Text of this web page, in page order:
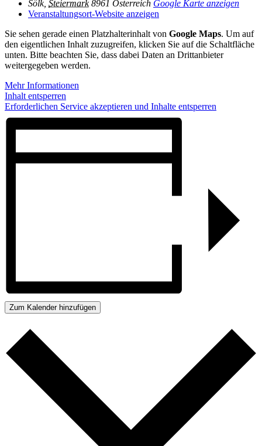
Sölk, Steiermark 8961 Österreich Google Karte anzeigen
Veranstaltungsort-Website anzeigen
Sie sehen gerade einen Platzhalterinhalt von Google Maps. Um auf
den eigentlichen Inhalt zuzugreifen, klicken Sie auf die Schaltfläche
unten. Bitte beachten Sie, dass dabei Daten an Drittanbieter
weitergegeben werden.
Mehr Informationen
Inhalt entsperren
Erforderlichen Service akzeptieren und Inhalte entsperren
Zum Kalender hinzufügen